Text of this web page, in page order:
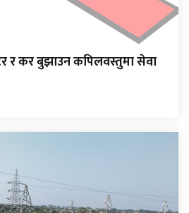
र कर बुझाउन कपिलवस्तुमा सेवा